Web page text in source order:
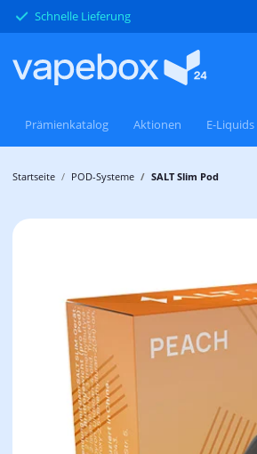
Schnelle Lieferung
Aktionen E-Liquids
Prämienkatalog
Startseite POD-Systeme SALT Slim Pod